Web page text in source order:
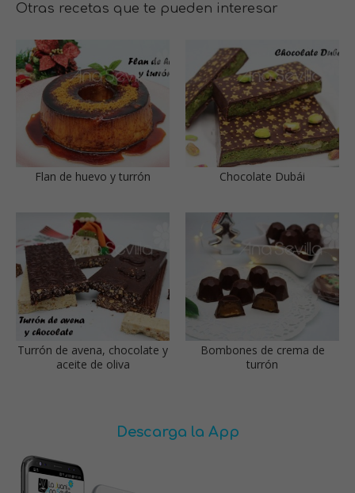
Otras recetas que te pueden interesar
Flan de huevo y turrón Chocolate Dubái
Turrón de avena, chocolate y
aceite de oliva
Bombones de crema de
turrón
Descarga la App